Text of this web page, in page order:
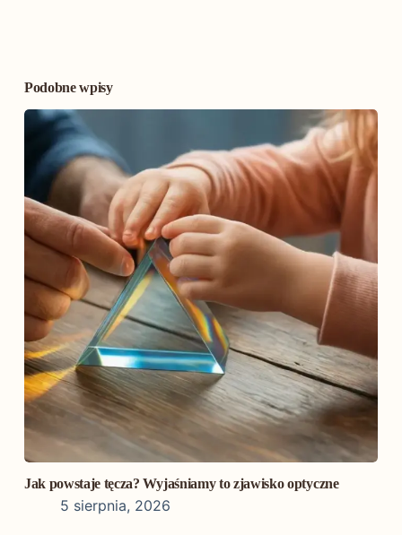
Podobne wpisy
Jak powstaje tęcza? Wyjaśniamy to zjawisko optyczne
5 sierpnia, 2026